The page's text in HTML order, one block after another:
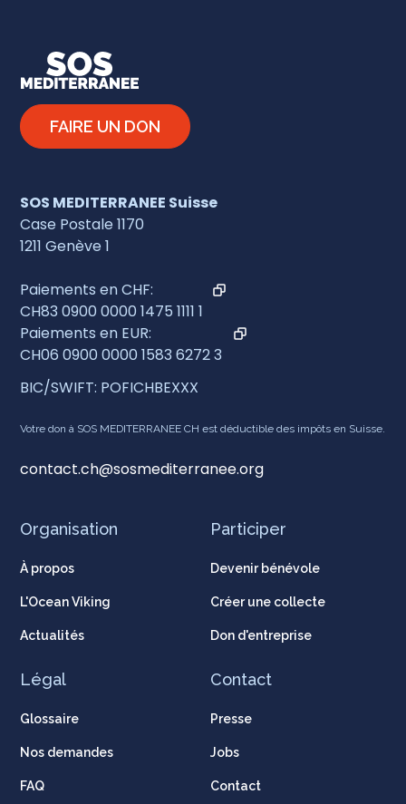
FAIRE UN DON
Organisation
À propos
L'Ocean Viking
Actualités
Participer
Devenir bénévole
Créer une collecte
Don d'entreprise
Légal
Glossaire
Nos demandes
FAQ
Contact
Presse
Jobs
Contact
SOS MEDITERRANEE Suisse
Case Postale 1170
1211 Genève 1
Paiements en CHF:
CH83 0900 0000 1475 1111 1
Paiements en EUR:
CH06 0900 0000 1583 6272 3
BIC/SWIFT: POFICHBEXXX
Votre don à SOS MEDITERRANEE CH est déductible des impôts en Suisse.
contact.ch@sosmediterranee.org